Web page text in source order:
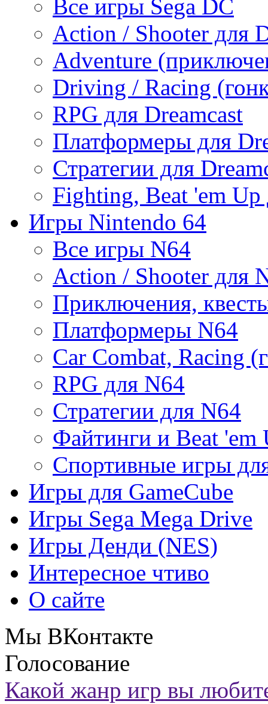
Все игры Sega DC
Action / Shooter для
Adventure
Driving / Racing
RPG для Dreamcast
Платформеры для
Стратегии для
Fighting, Beat 'em Up
Игры Nintendo 64
Все игры N64
Action / Shooter для
Приключения,
Платформеры N64
Car Combat, Racing
RPG для N64
Стратегии для N64
Файтинги и Beat 'em
Спортивные игры
Игры для GameCube
Игры Sega Mega Drive
Игры Денди (NES)
Интересное чтиво
О сайте
Мы ВКонтакте
Голосование
Какой жанр игр вы